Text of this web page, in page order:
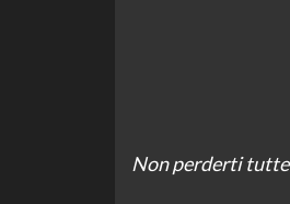
Non perderti